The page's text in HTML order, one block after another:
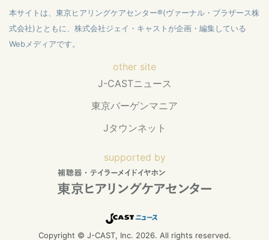
本サイトは、東京ヒアリングケアセンター®(ヴァーナル・ブラザース株
式会社)とともに、株式会社ジェイ・キャストが企画・編集している
Webメディアです。
other site
J-CASTニュース
東京バーゲンマニア
Jタウンネット
supported by
Copyright © J-CAST, Inc. 2026. All rights reserved.